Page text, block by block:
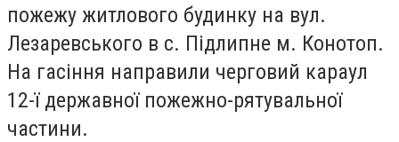
пожежу житлового будинку на вул.
Лезаревського в с. Підлипне м. Конотоп.
На гасіння направили черговий караул
12-ї державної пожежно-рятувальної
частини.